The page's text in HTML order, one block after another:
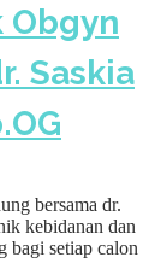
Saskia
bersama dr.
kebidanan dan
bagi setiap calon